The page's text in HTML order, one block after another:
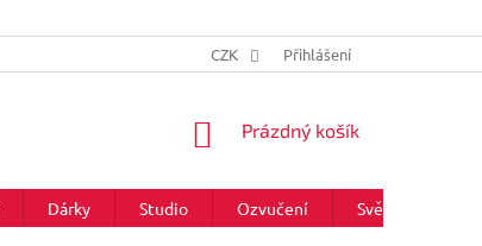
CZK Přihlášení
NÁKUPNÍ
Prázdný košík
Dárky Studio Ozvučení Světla